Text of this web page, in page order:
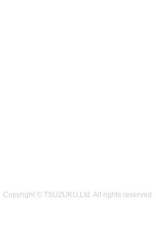
Copyright © TSUZUKU,Ltd. All rights reserved.